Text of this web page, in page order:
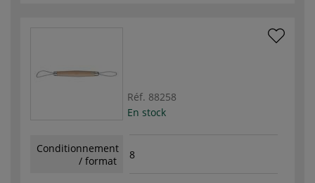
Réf. 88258
En stock
Conditionnement
/ format
8